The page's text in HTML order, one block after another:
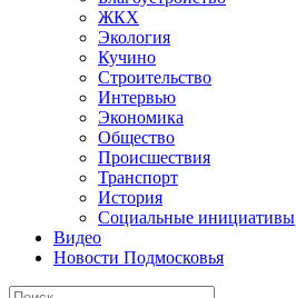
ЖКХ
Экология
Кучино
Строительство
Интервью
Экономика
Общество
Происшествия
Транспорт
История
Социальные инициативы
Видео
Новости Подмосковья